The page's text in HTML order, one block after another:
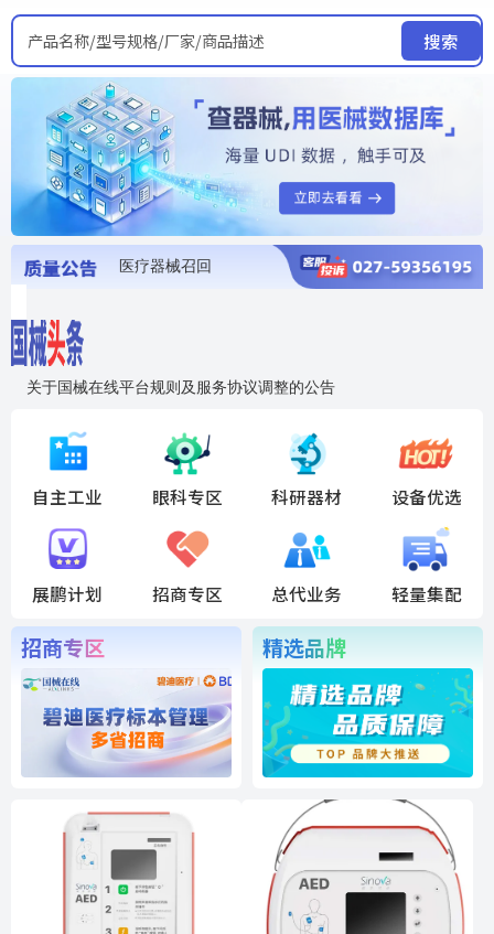
产品名称/型号规格/厂家/商品描述 搜索
医疗器械召回
关于国械在线平台规则及服务协议调整的公告
国药创研AED开启全国招商
自主工业 眼科专区 科研器材 设备优选
展鹏计划 招商专区 总代业务 轻量集配
招商专区 精选品牌